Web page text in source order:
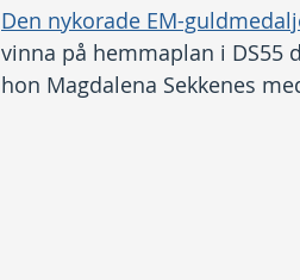
Den nykorade EM-
vinna på hemmaplan i DS55
hon Magdalena Sekkenes